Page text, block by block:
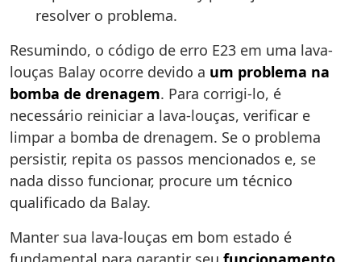
resolver o problema.
Resumindo, o código de erro E23 em uma lava-
louças Balay ocorre devido a um problema na
bomba de drenagem. Para corrigi-lo, é
necessário reiniciar a lava-louças, verificar e
limpar a bomba de drenagem. Se o problema
persistir, repita os passos mencionados e, se
nada disso funcionar, procure um técnico
qualificado da Balay.
Manter sua lava-louças em bom estado é